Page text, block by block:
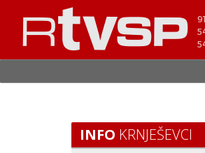
INFO KRNJEŠEVCI